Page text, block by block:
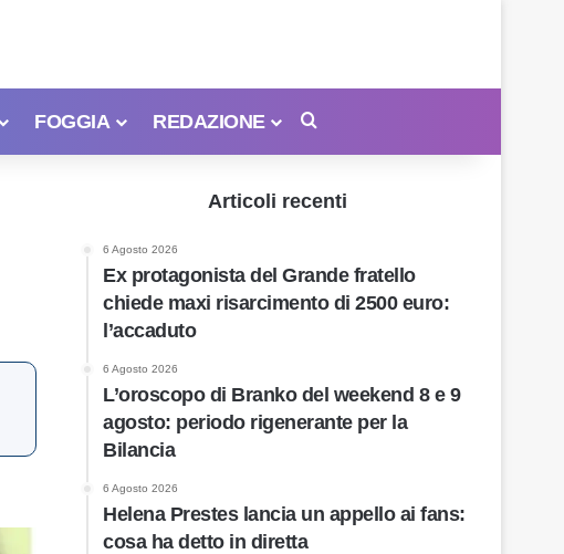
FOGGIA REDAZIONE
Articoli recenti
6 Agosto 2026
Ex protagonista del Grande fratello
chiede maxi risarcimento di 2500 euro:
l’accaduto
6 Agosto 2026
L’oroscopo di Branko del weekend 8 e 9
agosto: periodo rigenerante per la
Bilancia
6 Agosto 2026
Helena Prestes lancia un appello ai fans:
cosa ha detto in diretta